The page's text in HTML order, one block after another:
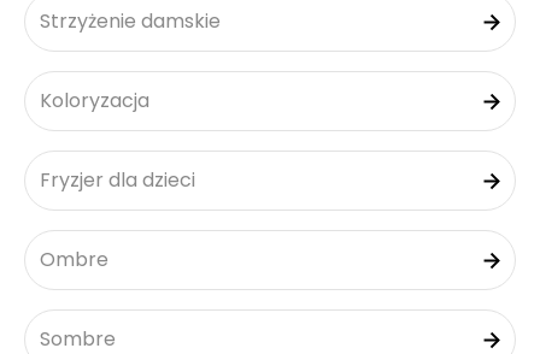
Strzyżenie damskie
Koloryzacja
Fryzjer dla dzieci
Ombre
Sombre